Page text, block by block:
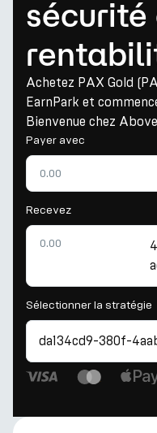
PARK Token
Ressources
Entreprise
sécurité
Achetez PAX Gold
EarnPark et
Bienvenue chez
Payer avec
Recevez
Sélectionner la stratégie
da134cd9-380f-